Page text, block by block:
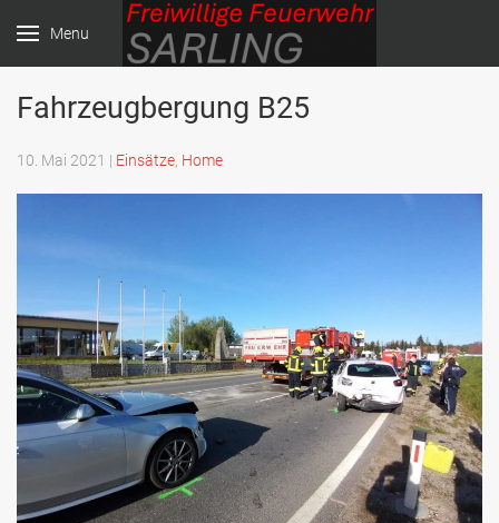
Menu
Freiwillige Feuerwehr
Sarling
Fahrzeugbergung B25
10. Mai 2021 | Einsätze Home